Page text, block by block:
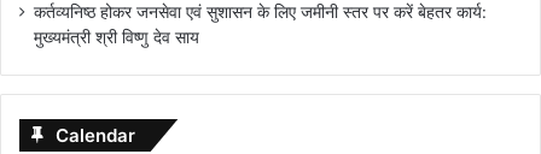
कर्तव्यनिष्ठ होकर जनसेवा एवं सुशासन के लिए जमीनी स्तर पर करें बेहतर कार्य:
मुख्यमंत्री श्री विष्णु देव साय
Calendar